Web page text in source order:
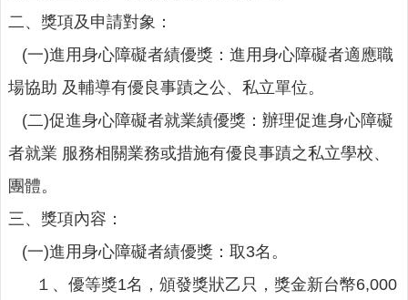
開
資
訊
主
題
專
區
民
意
交
流
二、獎項及申請對象：
(一)進用身心障礙者績優獎：進用身心障礙者適應職
場協助 及輔導有優良事蹟之公、私立單位。
(二)促進身心障礙者就業績優獎：辦理促進身心障礙
者就業 服務相關業務或措施有優良事蹟之私立學校、
團體。
三、獎項內容：
(一)進用身心障礙者績優獎：取3名。
１、優等獎1名，頒發獎狀乙只，獎金新台幣6,000